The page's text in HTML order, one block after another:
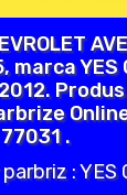
marca YES
.
: YES